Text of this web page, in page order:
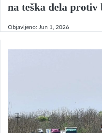
na teška dela protiv
Objavljeno: Jun 1, 2026